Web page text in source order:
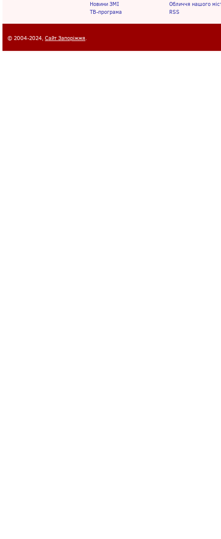
Новини ЗМІ
ТВ-програма
Обличчя нашого
RSS
© 2004-2024, Сайт Запоріжжя.